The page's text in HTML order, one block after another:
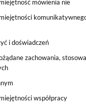
mówienia nie
i doświadczeń
zachowania,
współpracy